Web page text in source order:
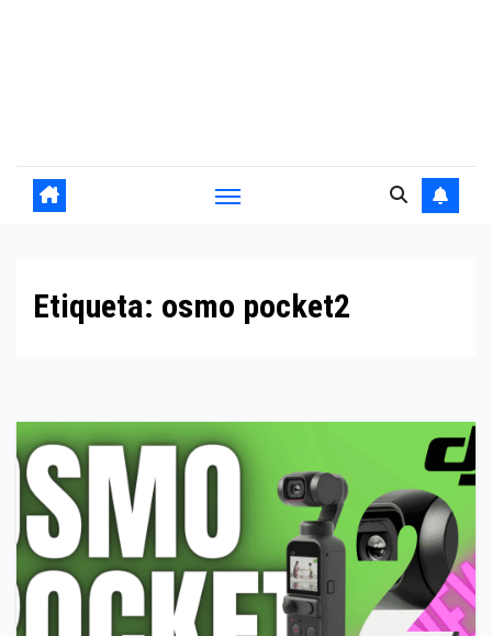
Etiqueta: osmo pocket2